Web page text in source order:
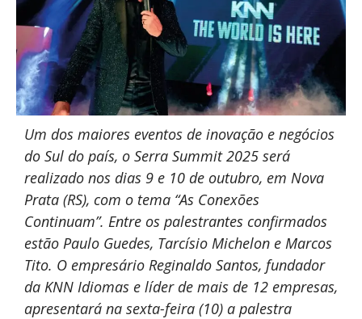
Um dos maiores eventos de inovação e negócios
do Sul do país, o Serra Summit 2025 será
realizado nos dias 9 e 10 de outubro, em Nova
Prata (RS), com o tema “As Conexões
Continuam”. Entre os palestrantes confirmados
estão Paulo Guedes, Tarcísio Michelon e Marcos
Tito. O empresário Reginaldo Santos, fundador
da KNN Idiomas e líder de mais de 12 empresas,
apresentará na sexta-feira (10) a palestra